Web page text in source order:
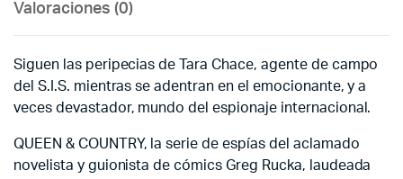
Valoraciones (0)
Siguen las peripecias de Tara Chace, agente de campo
del S.I.S. mientras se adentran en el emocionante, y a
veces devastador, mundo del espionaje internacional.
QUEEN & COUNTRY, la serie de espías del aclamado
novelista y guionista de cómics Greg Rucka, laudeada